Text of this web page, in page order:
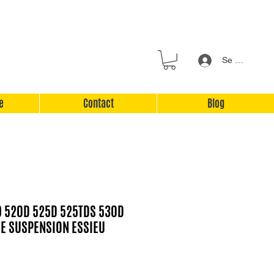
Se connecter
Contact Blog
520D 525D 525TDS 530D
SUSPENSION ESSIEU